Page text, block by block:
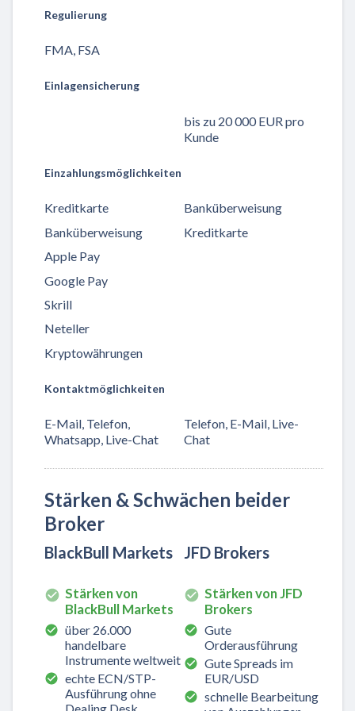
Regulierung
FMA, FSA
Einlagensicherung
bis zu 20 000 EUR pro
Kunde
Einzahlungsmöglichkeiten
Kreditkarte
Banküberweisung
Apple Pay
Google Pay
Skrill
Neteller
Kryptowährungen
Banküberweisung
Kreditkarte
Kontaktmöglichkeiten
E-Mail, Telefon,
Whatsapp, Live-Chat
Telefon, E-Mail, Live-
Chat
Stärken & Schwächen beider
Broker
BlackBull Markets JFD Brokers
Stärken von
BlackBull Markets
über 26.000
handelbare
Instrumente weltweit
echte ECN/STP-
Ausführung ohne
Dealing Desk
Stärken von JFD
Brokers
Gute
Orderausführung
Gute Spreads im
EUR/USD
schnelle Bearbeitung